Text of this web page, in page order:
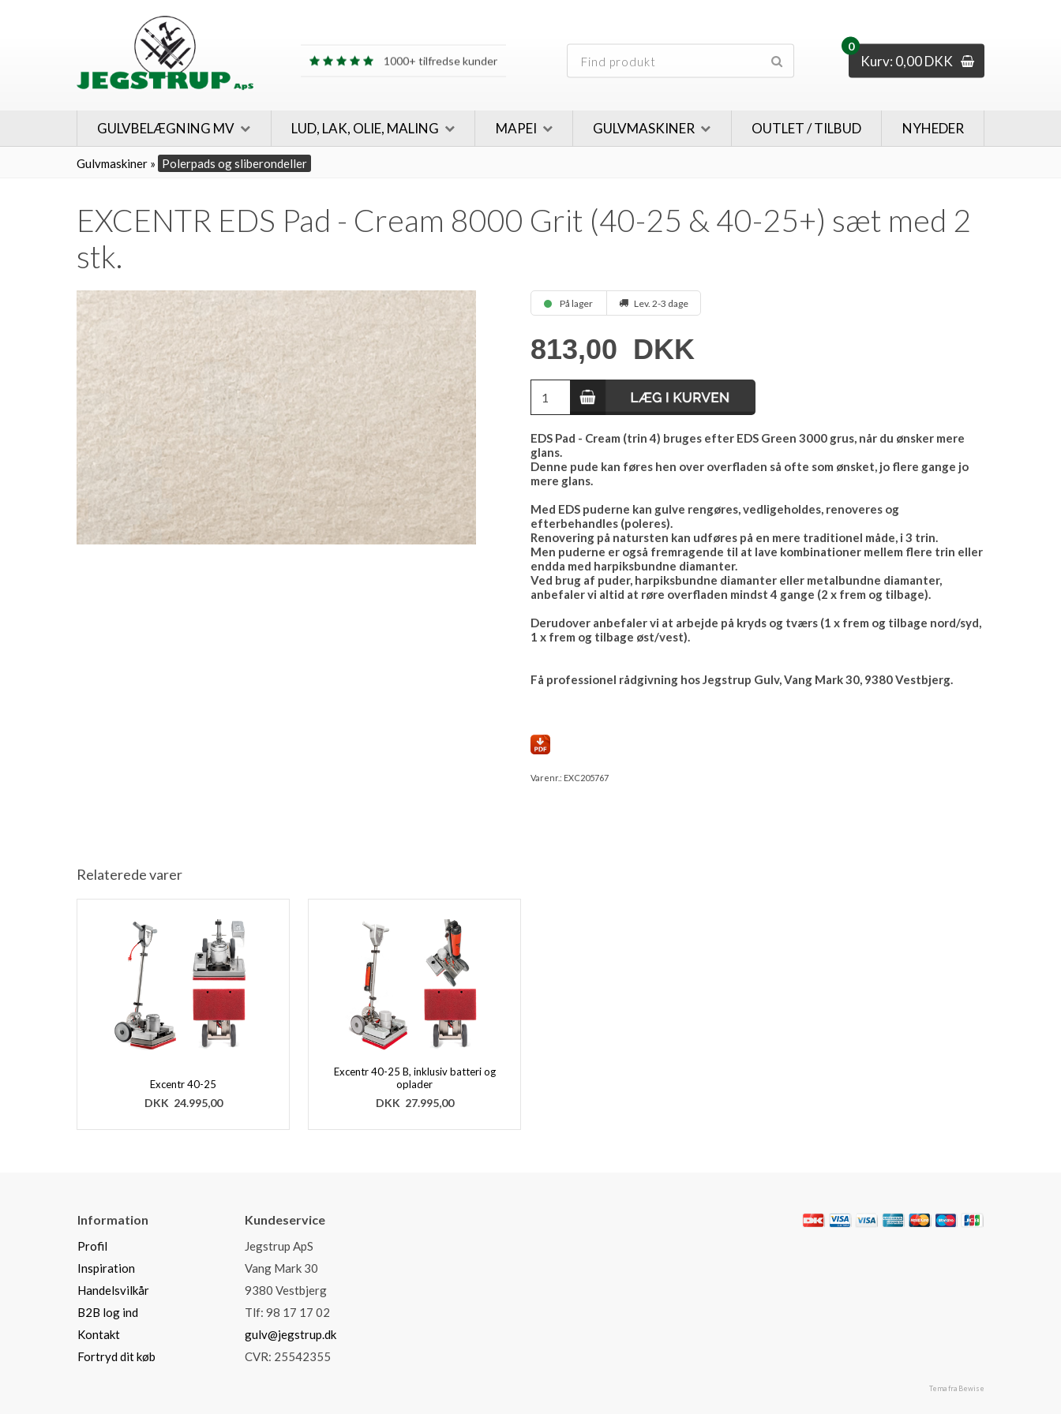
0
Kurv: 0,00 DKK
1000+ tilfredse kunder
1000+ tilfredse kunder
GULVBELÆGNING MV LUD, LAK, OLIE, MALING MAPEI GULVMASKINER OUTLET / TILBUD NYHEDER
Gulvmaskiner » Polerpads og sliberondeller
EXCENTR EDS Pad - Cream 8000 Grit (40-25 & 40-25+) sæt med 2
stk.
På lager Lev. 2-3 dage
813,00 DKK
EDS Pad - Cream (trin 4) bruges efter EDS Green 3000 grus, når du ønsker mere
glans.
Denne pude kan føres hen over overfladen så ofte som ønsket, jo flere gange jo
mere glans.
Med EDS puderne kan gulve rengøres, vedligeholdes, renoveres og
efterbehandles (poleres).
Renovering på natursten kan udføres på en mere traditionel måde, i 3 trin.
Men puderne er også fremragende til at lave kombinationer mellem flere trin eller
endda med harpiksbundne diamanter.
Ved brug af puder, harpiksbundne diamanter eller metalbundne diamanter,
anbefaler vi altid at røre overfladen mindst 4 gange (2 x frem og tilbage).
Derudover anbefaler vi at arbejde på kryds og tværs (1 x frem og tilbage nord/syd,
1 x frem og tilbage øst/vest).
Få professionel rådgivning hos Jegstrup Gulv, Vang Mark 30, 9380 Vestbjerg.
Varenr.: EXC205767
Relaterede varer
Excentr 40-25
DKK 24.995,00
Excentr 40-25 B, inklusiv batteri og
oplader
DKK 27.995,00
Information
Profil
Inspiration
Handelsvilkår
B2B log ind
Kontakt
Fortryd dit køb
Kundeservice
Jegstrup ApS
Vang Mark 30
9380 Vestbjerg
Tlf: 98 17 17 02
gulv@jegstrup.dk
CVR: 25542355
Tema fra Bewise